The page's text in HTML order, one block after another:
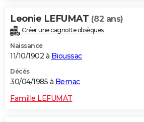
Leonie LEFUMAT (82 ans)
Créer une cagnotte obsèques
Naissance
11/10/1902 à Bioussac
Décès
30/04/1985 à Bernac
Famille LEFUMAT